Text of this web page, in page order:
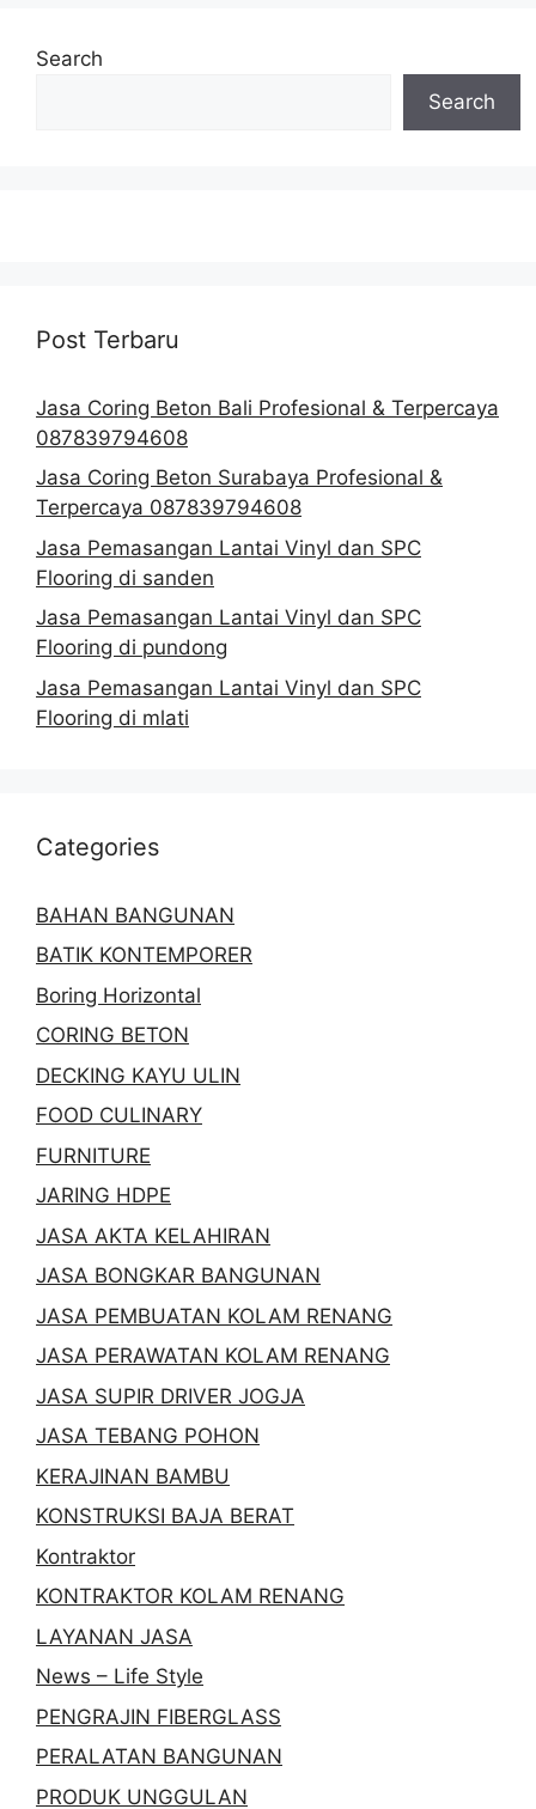
Search
Search
Post Terbaru
Jasa Coring Beton Bali Profesional & Terpercaya
087839794608
Jasa Coring Beton Surabaya Profesional &
Terpercaya 087839794608
Jasa Pemasangan Lantai Vinyl dan SPC
Flooring di sanden
Jasa Pemasangan Lantai Vinyl dan SPC
Flooring di pundong
Jasa Pemasangan Lantai Vinyl dan SPC
Flooring di mlati
Categories
BAHAN BANGUNAN
BATIK KONTEMPORER
Boring Horizontal
CORING BETON
DECKING KAYU ULIN
FOOD CULINARY
FURNITURE
JARING HDPE
JASA AKTA KELAHIRAN
JASA BONGKAR BANGUNAN
JASA PEMBUATAN KOLAM RENANG
JASA PERAWATAN KOLAM RENANG
JASA SUPIR DRIVER JOGJA
JASA TEBANG POHON
KERAJINAN BAMBU
KONSTRUKSI BAJA BERAT
Kontraktor
KONTRAKTOR KOLAM RENANG
LAYANAN JASA
News – Life Style
PENGRAJIN FIBERGLASS
PERALATAN BANGUNAN
PRODUK UNGGULAN